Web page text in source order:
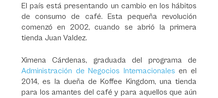
El país está presentando un cambio en los hábitos
de consumo de café. Esta pequeña revolución
comenzó en 2002, cuando se abrió la primera
tienda Juan Valdez.
Ximena Cárdenas, graduada del programa de
Administración de Negocios Internacionales en el
2014, es la dueña de Koffee Kingdom, una tienda
para los amantes del café y para aquellos que aún